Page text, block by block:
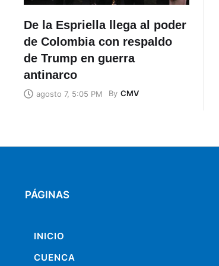
De la Espriella llega al poder
de Colombia con respaldo
de Trump en guerra
antinarco
agosto 7, 5:05 PM By CMV
PÁGINAS
INICIO
CUENCA